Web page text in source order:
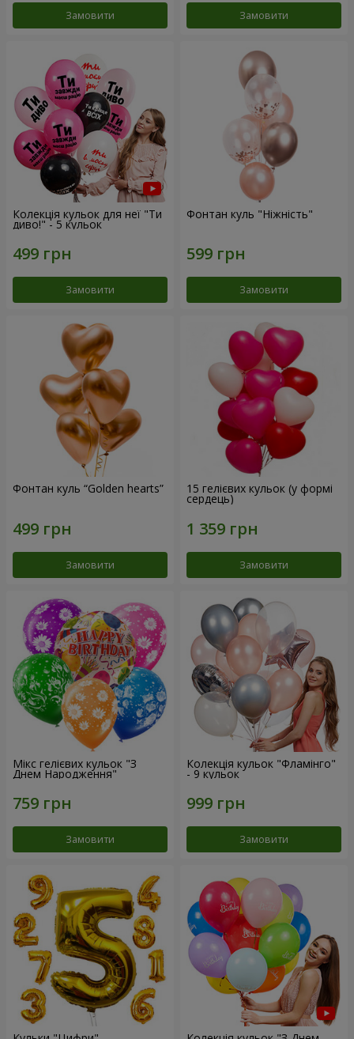
Замовити Замовити
Колекція кульок для неї "Ти
диво!" - 5 кульок
Замовити
Фонтан куль "Ніжність"
Замовити
Фонтан куль “Golden hearts”
Замовити
15 гелієвих кульок (у формі
сердець)
Замовити
Мікс гелієвих кульок "З
Днем Народження"
Замовити
Колекція кульок "Фламінго"
- 9 кульок
Замовити